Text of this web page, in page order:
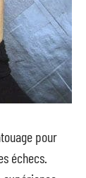
pour
échecs.